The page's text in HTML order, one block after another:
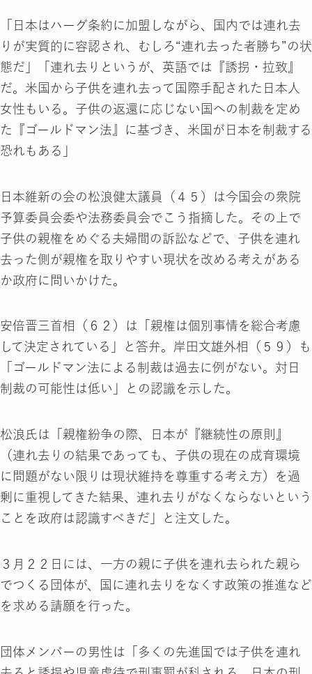
「日本はハーグ条約に加盟しながら、国内では連れ去
りが実質的に容認され、むしろ“連れ去った者勝ち”の状
態だ」「連れ去りというが、英語では『誘拐・拉致』
だ。米国から子供を連れ去って国際手配された日本人
女性もいる。子供の返還に応じない国への制裁を定め
た『ゴールドマン法』に基づき、米国が日本を制裁する
恐れもある」
日本維新の会の松浪健太議員（４５）は今国会の衆院
予算委員会委や法務委員会でこう指摘した。その上で
子供の親権をめぐる夫婦間の訴訟などで、子供を連れ
去った側が親権を取りやすい現状を改める考えがある
か政府に問いかけた。
安倍晋三首相（６２）は「親権は個別事情を総合考慮
して決定されている」と答弁。岸田文雄外相（５９）も
「ゴールドマン法による制裁は過去に例がない。対日
制裁の可能性は低い」との認識を示した。
松浪氏は「親権紛争の際、日本が『継続性の原則』
（連れ去りの結果であっても、子供の現在の成育環境
に問題がない限りは現状維持を尊重する考え方）を過
剰に重視してきた結果、連れ去りがなくならないという
ことを政府は認識すべきだ」と注文した。
３月２２日には、一方の親に子供を連れ去られた親ら
でつくる団体が、国に連れ去りをなくす政策の推進など
を求める請願を行った。
団体メンバーの男性は「多くの先進国では子供を連れ